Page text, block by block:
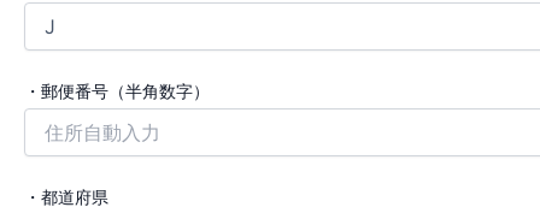
・郵便番号（半角数字）
・都道府県